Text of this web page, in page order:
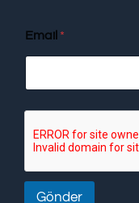
Email *
Gönder